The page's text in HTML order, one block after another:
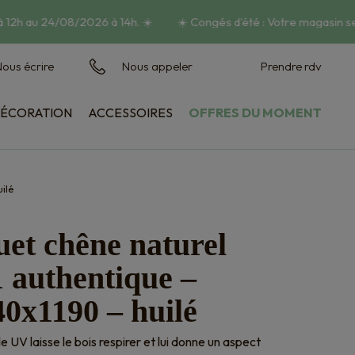
au 24/08/2026 à 14h.☀️ Congés d’été : Votre magasin
écrire Nous appeler Prendre rdv
ACCESSOIRES OFFRES DU MOMENT
chêne naturel
authentique –
– huilé
UV laisse le bois respirer et lui donne un aspect